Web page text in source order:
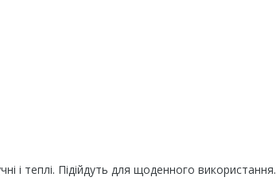
і теплі. Підійдуть для щоденного використання.